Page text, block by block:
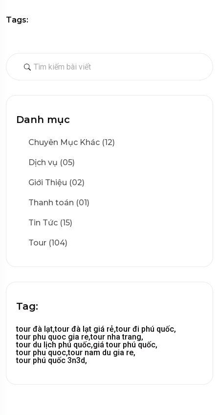
Danh mục
Chuyên Mục Khác (12)
Dịch vụ (05)
Giới Thiệu (02)
Thanh toán (01)
Tin Tức (15)
Tour (104)
Tag:
tour đà lạt,tour đà lạt giá rẻ,tour đi phú quốc,
tour phu quoc gia re,tour nha trang,
tour du lịch phú quốc,giá tour phú quốc,
tour phu quoc,tour nam du gia re,
tour phú quốc 3n3d,
Tags: